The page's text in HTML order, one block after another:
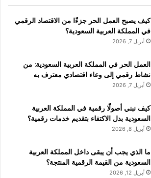
كيف يصبح العمل الحر جزءًا من الاقتصاد الرقمي
في المملكة العربية السعودية؟
أبريل 7, 2026
العمل الحر في المملكة العربية السعودية: من
نشاط رقمي إلى وعاء اقتصادي معترف به
أبريل 7, 2026
كيف نبني أصولًا رقمية في المملكة العربية
السعودية بدل الاكتفاء بتقديم خدمات رقمية؟
أبريل 8, 2026
ما الذي يجب أن يبقى داخل المملكة العربية
السعودية من القيمة الرقمية المنتجة؟
أبريل 12, 2026